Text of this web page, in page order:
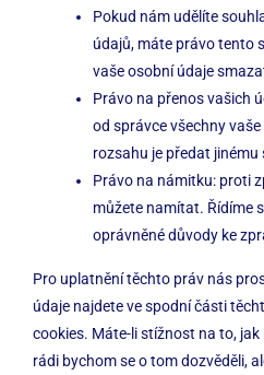
Pokud nám udělíte
údajů, máte právo tento
vaše osobní údaje
Právo na přenos vašich
od správce všechny
rozsahu je předat jinému
Právo na námitku: proti
můžete namítat. Řídíme
oprávněné důvody ke
Pro uplatnění těchto práv nás
údaje najdete ve spodní části
cookies. Máte-li stížnost na to,
rádi bychom se o tom dozvěděli,